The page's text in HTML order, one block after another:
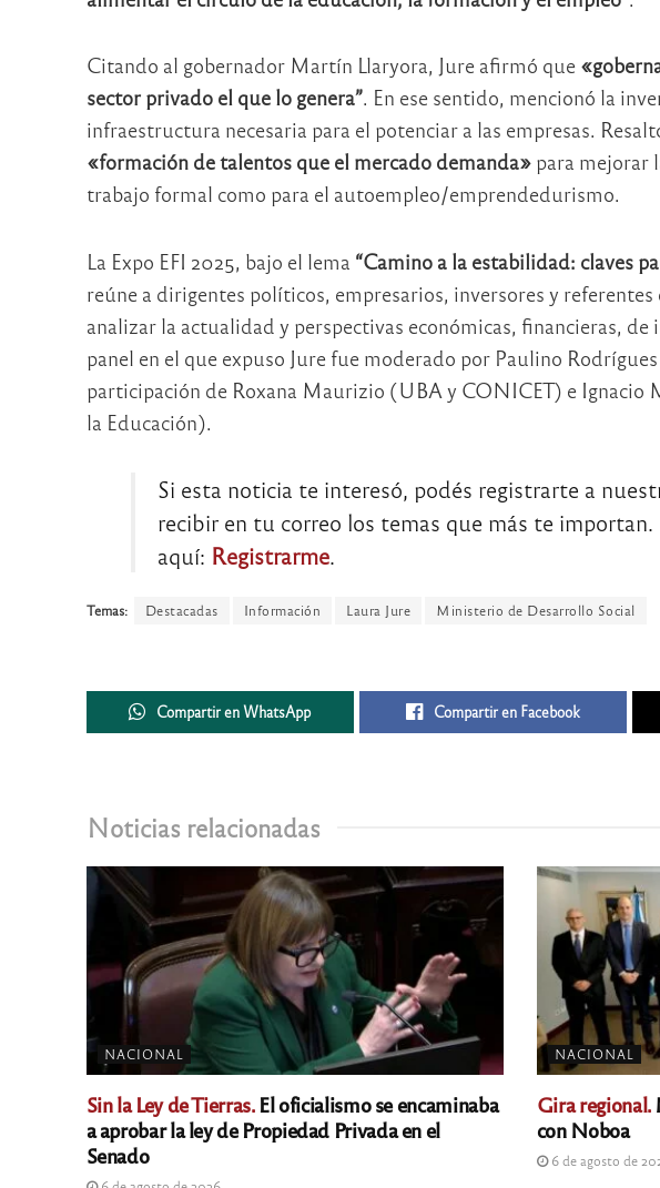
Citando al gobernador Martín Llaryora, Jure afirmó que
sector privado el que lo genera”. En ese sentido, mencionó la
infraestructura necesaria para el potenciar a las empresas.
«formación de talentos que el mercado demanda»para mejorar
trabajo formal como para el autoempleo/emprendedurismo.
La Expo EFI 2025, bajo el lema “Camino a la estabilidad: claves
reúne a dirigentes políticos, empresarios, inversores y
analizar la actualidad y perspectivas económicas, financieras, de
panel en el que expuso Jure fue moderado por Paulino
participación de Roxana Maurizio (UBA y CONICET) e Ignacio
la Educación).
Si esta noticia te interesó, podés registrarte a
recibir en tu correo los temas que más te importan.
aquí: Registrarme.
Temas: Destacadas Información Laura Jure Ministerio de Desarrollo Social
Compartir en WhatsApp Compartir en Facebook
Noticias relacionadas
NACIONAL
Sin la Ley de Tierras.El oficialismo se encaminaba
a aprobar la ley de Propiedad Privada en el
Senado
NACIONAL
Gira regional.
con Noboa
6 de agosto de